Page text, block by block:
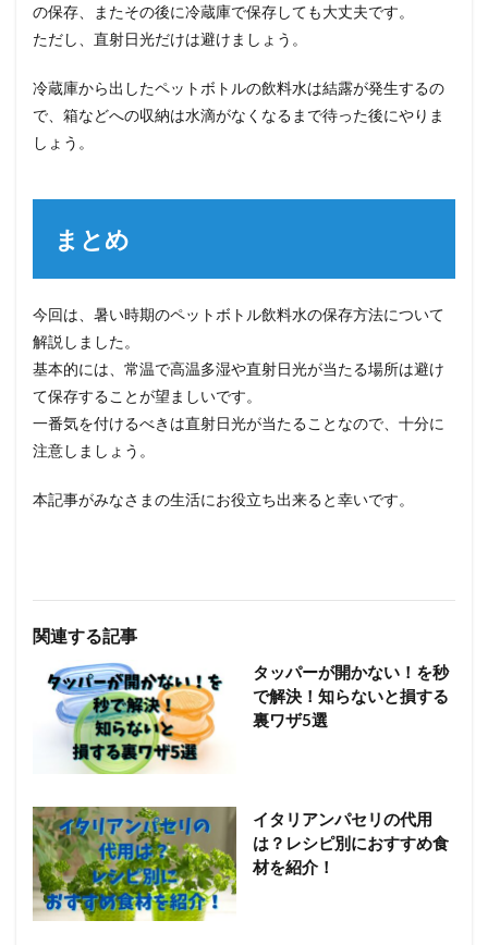
の保存、またその後に冷蔵庫で保存しても大丈夫です。
ただし、直射日光だけは避けましょう。
冷蔵庫から出したペットボトルの飲料水は結露が発生するの
で、箱などへの収納は水滴がなくなるまで待った後にやりま
しょう。
まとめ
今回は、暑い時期のペットボトル飲料水の保存方法について
解説しました。
基本的には、常温で高温多湿や直射日光が当たる場所は避け
て保存することが望ましいです。
一番気を付けるべきは直射日光が当たることなので、十分に
注意しましょう。
本記事がみなさまの生活にお役立ち出来ると幸いです。
関連する記事
タッパーが開かない！を秒
で解決！知らないと損する
裏ワザ5選
イタリアンパセリの代用
は？レシピ別におすすめ食
材を紹介！